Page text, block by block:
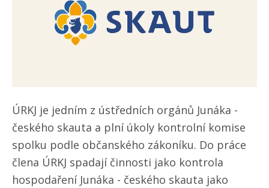
ÚRKJ je jedním z ústředních orgánů Junáka -
českého skauta a plní úkoly kontrolní komise
spolku podle občanského zákoníku. Do práce
člena ÚRKJ spadají činnosti jako kontrola
hospodaření Junáka - českého skauta jako